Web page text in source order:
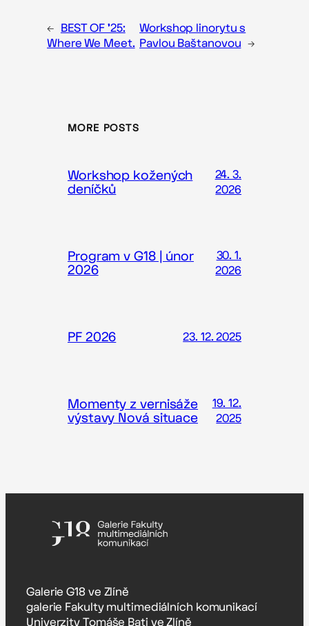
← BEST OF ’25:
Where We Meet.
Workshop linorytu s
Pavlou Baštanovou →
MORE POSTS
Workshop kožených
deníčků
24. 3.
2026
Program v G18 | únor
2026
30. 1.
2026
PF 2026 23. 12. 2025
Momenty z vernisáže
výstavy Nová situace
19. 12.
2025
Galerie G18 ve Zlíně
galerie Fakulty multimediálních komunikací
Univerzity Tomáše Bati ve Zlíně